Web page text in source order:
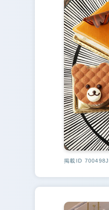
掲載ID 700498J